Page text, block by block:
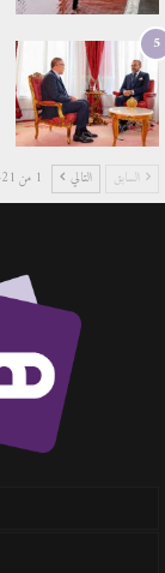
5
السابق التالي 1 من 1٬421